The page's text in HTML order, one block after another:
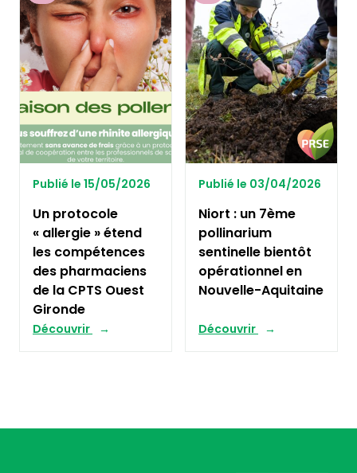
Publié le 15/05/2026
Un protocole
« allergie » étend
les compétences
des pharmaciens
de la CPTS Ouest
Gironde
Découvrir
Publié le 03/04/2026
Niort : un 7ème
pollinarium
sentinelle bientôt
opérationnel en
Nouvelle-Aquitaine
Découvrir